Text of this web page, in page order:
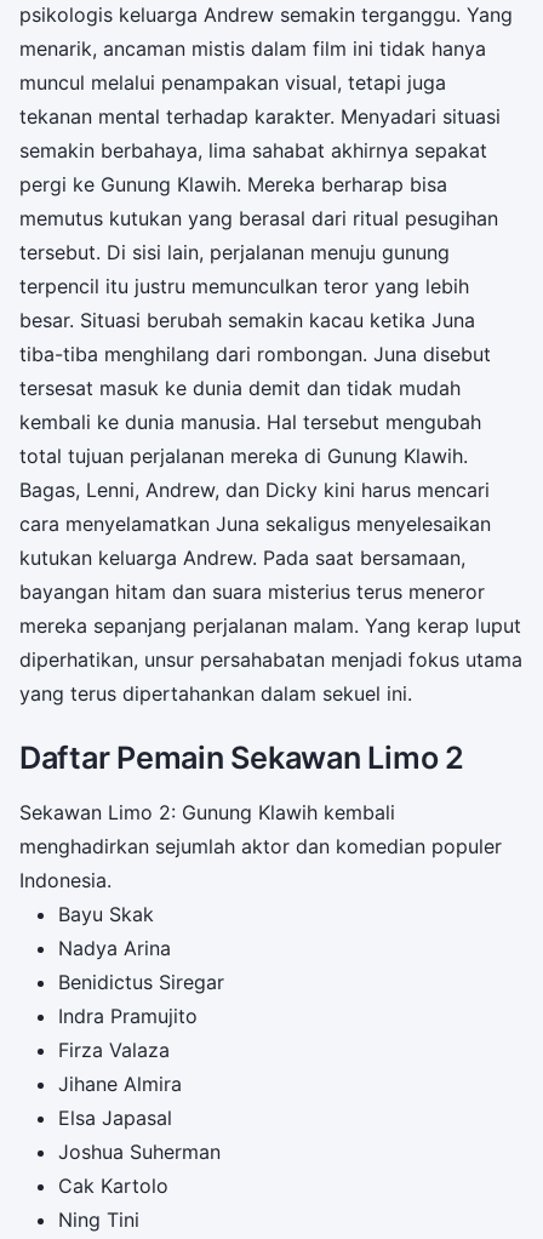
psikologis keluarga Andrew semakin terganggu. Yang
menarik, ancaman mistis dalam film ini tidak hanya
muncul melalui penampakan visual, tetapi juga
tekanan mental terhadap karakter. Menyadari situasi
semakin berbahaya, lima sahabat akhirnya sepakat
pergi ke Gunung Klawih. Mereka berharap bisa
memutus kutukan yang berasal dari ritual pesugihan
tersebut. Di sisi lain, perjalanan menuju gunung
terpencil itu justru memunculkan teror yang lebih
besar. Situasi berubah semakin kacau ketika Juna
tiba-tiba menghilang dari rombongan. Juna disebut
tersesat masuk ke dunia demit dan tidak mudah
kembali ke dunia manusia. Hal tersebut mengubah
total tujuan perjalanan mereka di Gunung Klawih.
Bagas, Lenni, Andrew, dan Dicky kini harus mencari
cara menyelamatkan Juna sekaligus menyelesaikan
kutukan keluarga Andrew. Pada saat bersamaan,
bayangan hitam dan suara misterius terus meneror
mereka sepanjang perjalanan malam. Yang kerap luput
diperhatikan, unsur persahabatan menjadi fokus utama
yang terus dipertahankan dalam sekuel ini.
Daftar Pemain Sekawan Limo 2
Sekawan Limo 2: Gunung Klawih kembali
menghadirkan sejumlah aktor dan komedian populer
Indonesia.
Bayu Skak
Nadya Arina
Benidictus Siregar
Indra Pramujito
Firza Valaza
Jihane Almira
Elsa Japasal
Joshua Suherman
Cak Kartolo
Ning Tini